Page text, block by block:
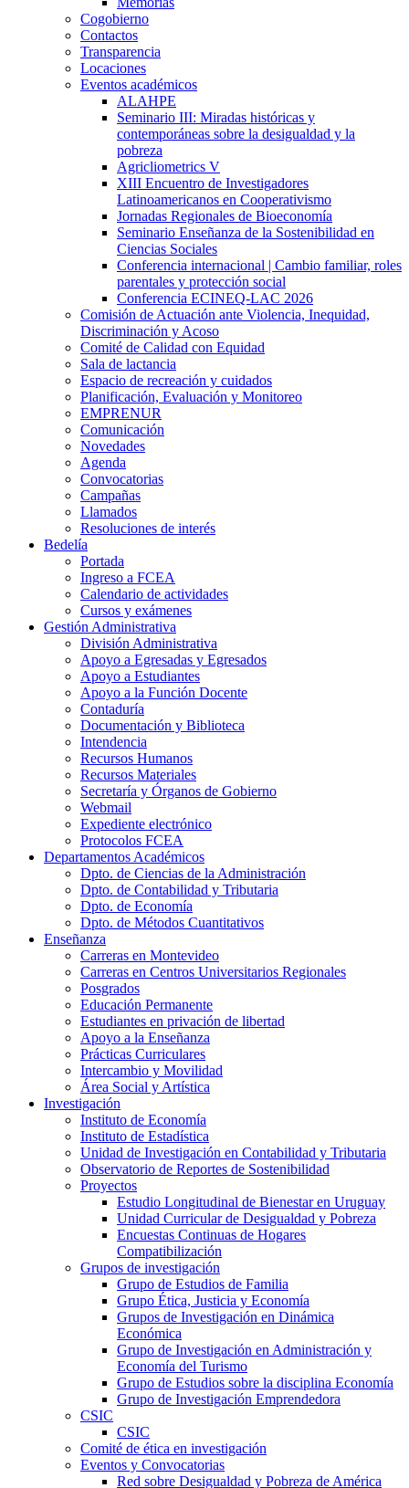
Cogobierno
Contactos
Transparencia
Locaciones
Eventos académicos
ALAHPE
Seminario III: Miradas históricas y
contemporáneas sobre la desigualdad y la
pobreza
Agricliometrics V
XIII Encuentro de Investigadores
Latinoamericanos en Cooperativismo
Jornadas Regionales de Bioeconomía
Seminario Enseñanza de la Sostenibilidad en
Ciencias Sociales
Conferencia internacional | Cambio familiar, roles
parentales y protección social
Conferencia ECINEQ-LAC 2026
Comisión de Actuación ante Violencia, Inequidad,
Discriminación y Acoso
Comité de Calidad con Equidad
Sala de lactancia
Espacio de recreación y cuidados
Planificación, Evaluación y Monitoreo
EMPRENUR
Comunicación
Novedades
Agenda
Convocatorias
Campañas
Llamados
Resoluciones de interés
Bedelía
Portada
Ingreso a FCEA
Calendario de actividades
Cursos y exámenes
Gestión Administrativa
División Administrativa
Apoyo a Egresadas y Egresados
Apoyo a Estudiantes
Apoyo a la Función Docente
Contaduría
Documentación y Biblioteca
Intendencia
Recursos Humanos
Recursos Materiales
Secretaría y Órganos de Gobierno
Webmail
Expediente electrónico
Protocolos FCEA
Departamentos Académicos
Dpto. de Ciencias de la Administración
Dpto. de Contabilidad y Tributaria
Dpto. de Economía
Dpto. de Métodos Cuantitativos
Enseñanza
Carreras en Montevideo
Carreras en Centros Universitarios Regionales
Posgrados
Educación Permanente
Estudiantes en privación de libertad
Apoyo a la Enseñanza
Prácticas Curriculares
Intercambio y Movilidad
Área Social y Artística
Investigación
Instituto de Economía
Instituto de Estadística
Unidad de Investigación en Contabilidad y Tributaria
Observatorio de Reportes de Sostenibilidad
Proyectos
Estudio Longitudinal de Bienestar en Uruguay
Unidad Curricular de Desigualdad y Pobreza
Encuestas Continuas de Hogares
Compatibilización
Grupos de investigación
Grupo de Estudios de Familia
Grupo Ética, Justicia y Economía
Grupos de Investigación en Dinámica
Económica
Grupo de Investigación en Administración y
Economía del Turismo
Grupo de Estudios sobre la disciplina Economía
Grupo de Investigación Emprendedora
CSIC
CSIC
Comité de ética en investigación
Eventos y Convocatorias
Red sobre Desigualdad y Pobreza de América